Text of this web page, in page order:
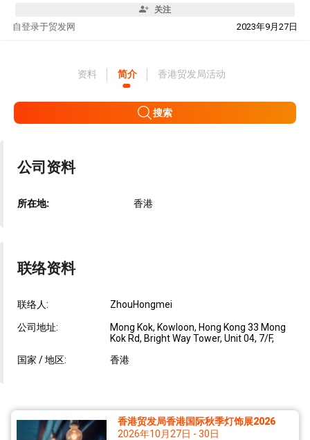
关注
自 2023年9月27日
登录于贸发网
资料 简介 香港贸发局活动
搜索
公司资料
所在地: 香港
联络资料
联络人: ZhouHongmei
公司地址:
Mong Kok, Kowloon, Hong Kong 33 Mong
Kok Rd, Bright Way Tower, Unit 04, 7/F,
国家 / 地区:
香港
香港贸发局香港国际秋季灯饰展2026
2026年10月27日 - 30日